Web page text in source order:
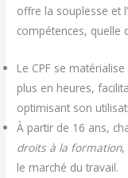
offre la souplesse et
compétences, quelle
Le CPF se
plus en heures,
optimisant son
À partir de 16 ans,
droits à la formation,
le marché du travail.